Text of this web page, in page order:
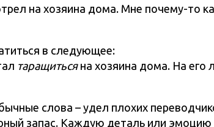
на хозяина дома. Мне почему-то
в следующее:
таращитьсяна хозяина дома. На его
слова – удел плохих
запас. Каждую деталь или